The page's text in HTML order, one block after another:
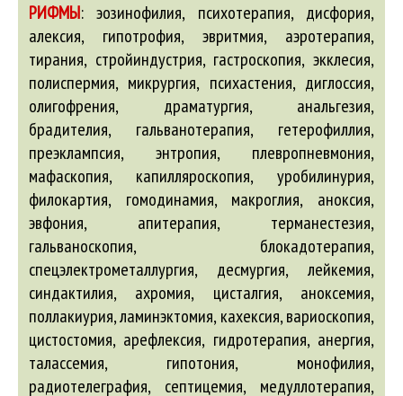
РИФМЫ: эозинофилия, психотерапия, дисфория,
алексия, гипотрофия, эвритмия, аэротерапия,
тирания, стройиндустрия, гастроскопия, экклесия,
полиспермия, микрургия, психастения, диглоссия,
олигофрения, драматургия, анальгезия,
брадителия, гальванотерапия, гетерофиллия,
преэклампсия, энтропия, плевропневмония,
мафаскопия, капилляроскопия, уробилинурия,
филокартия, гомодинамия, макроглия, аноксия,
эвфония, апитерапия, терманестезия,
гальваноскопия, блокадотерапия,
спецэлектрометаллургия, десмургия, лейкемия,
синдактилия, ахромия, цисталгия, аноксемия,
поллакиурия, ламинэктомия, кахексия, вариоскопия,
цистостомия, арефлексия, гидротерапия, анергия,
талассемия, гипотония, монофилия,
радиотелеграфия, септицемия, медуллотерапия,